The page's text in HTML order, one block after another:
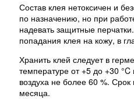
Состав клея нетоксичен и
по назначению, но при
надевать защитные
попадания клея на кожу, в
Хранить клей следует в
температуре от +5 до +30
воздуха не более 60 %. Срок
месяца.